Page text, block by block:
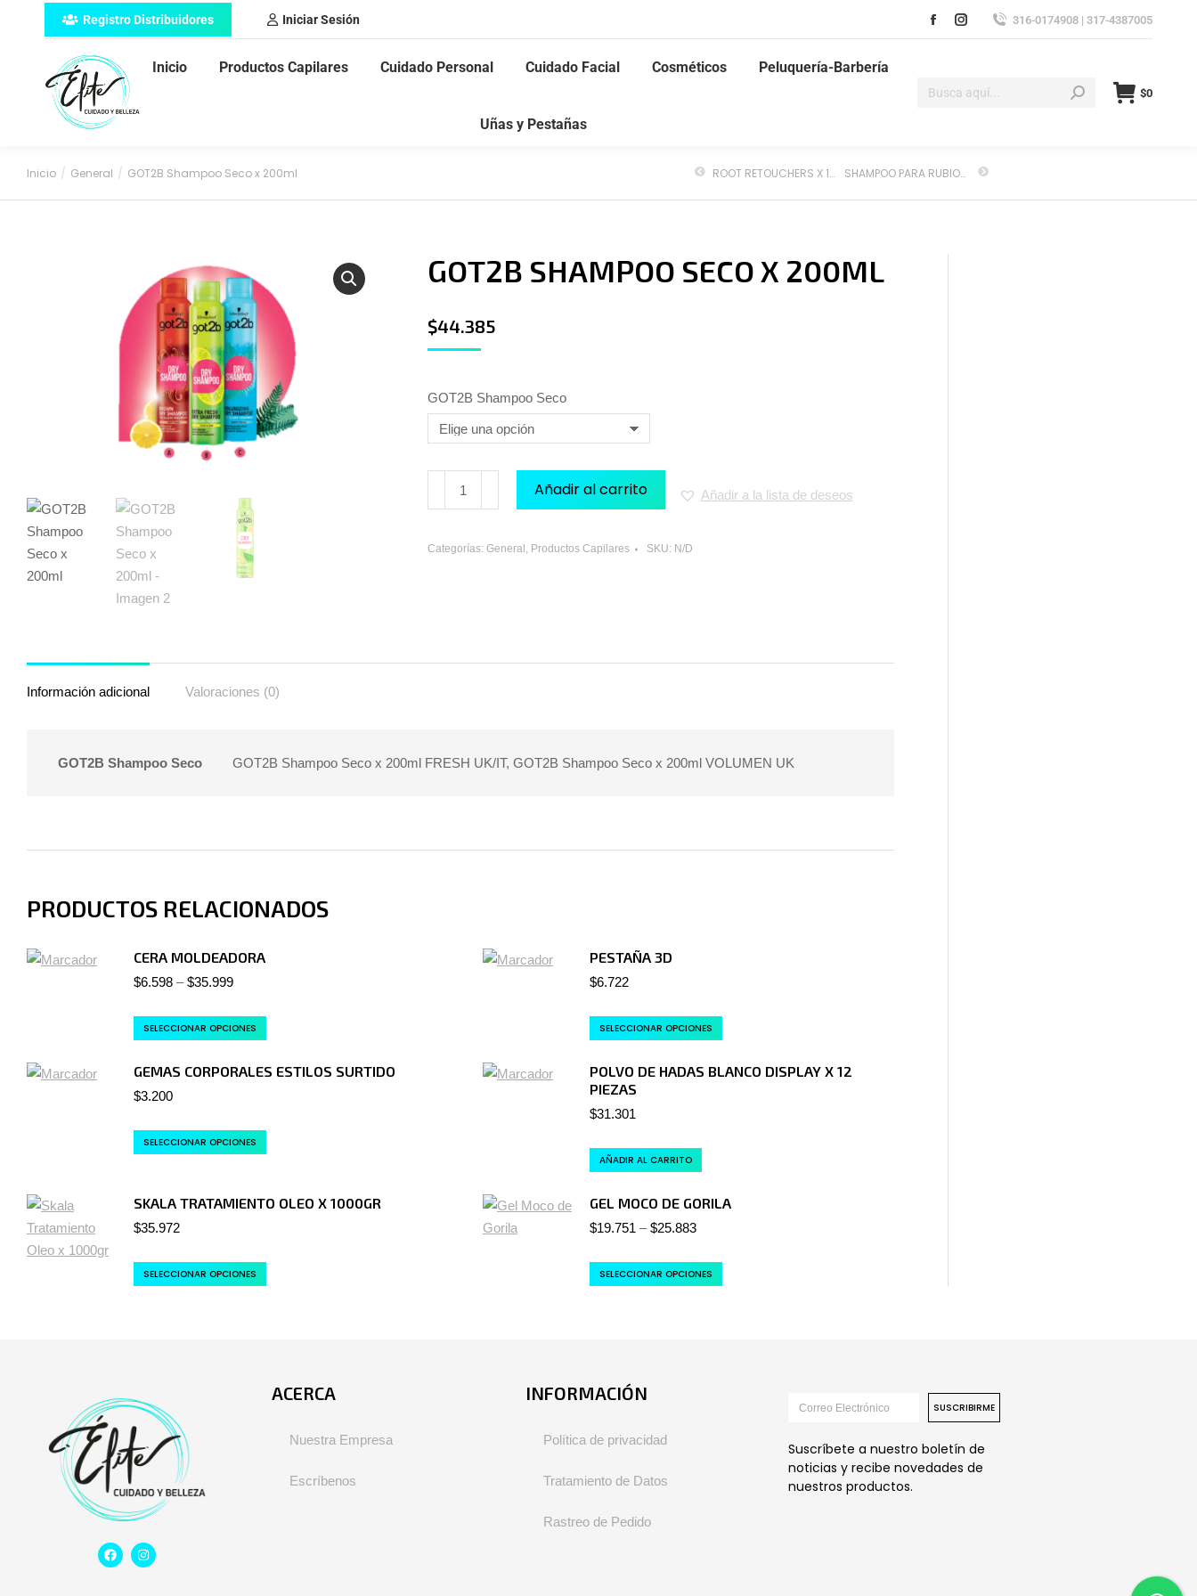
Registro Distribuidores Iniciar Sesión 316-0174908 | 317-4387005
Inicio Productos Capilares Cuidado Personal Cuidado Facial Cosméticos Peluquería-Barbería
Uñas y Pestañas
$0
Estás aquí:
Inicio General GOT2B Shampoo Seco x 200ml ROOT RETOUCHERS X 120 ML SHAMPOO PARA RUBIOS SCHWARZKOPF X 200ML
GOT2B SHAMPOO SECO X 200ML
$44.385
GOT2B Shampoo Seco
Añadir al carrito Añadir a la lista de deseos
Categorías: General , Productos Capilares SKU: N/D
Información adicional Valoraciones (0)
GOT2B Shampoo Seco GOT2B Shampoo Seco x 200ml FRESH UK/IT, GOT2B Shampoo Seco x 200ml VOLUMEN UK
PRODUCTOS RELACIONADOS
CERA MOLDEADORA
$6.598 –$35.999
SELECCIONAR OPCIONES
PESTAÑA 3D
$6.722
SELECCIONAR OPCIONES
GEMAS CORPORALES ESTILOS SURTIDO
$3.200
SELECCIONAR OPCIONES
POLVO DE HADAS BLANCO DISPLAY X 12
PIEZAS
$31.301
AÑADIR AL CARRITO
SKALA TRATAMIENTO OLEO X 1000GR
$35.972
SELECCIONAR OPCIONES
GEL MOCO DE GORILA
$19.751 –$25.883
SELECCIONAR OPCIONES
ACERCA
Nuestra Empresa
Escríbenos
INFORMACIÓN
Política de privacidad
Tratamiento de Datos
Rastreo de Pedido
SUSCRIBIRME
Suscríbete a nuestro boletín de
noticias y recibe novedades de
nuestros productos.